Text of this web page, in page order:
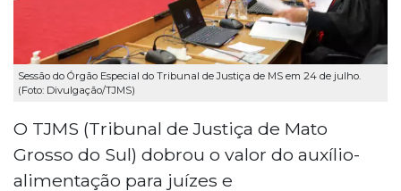
Sessão do Órgão Especial do Tribunal de Justiça de MS em 24 de julho.
(Foto: Divulgação/TJMS)
O TJMS (Tribunal de Justiça de Mato
Grosso do Sul) dobrou o valor do auxílio-
alimentação para juízes e